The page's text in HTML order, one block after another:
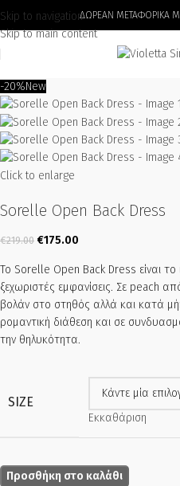
Skip to navigation
Skip to main content
ΔΩΡΕΑΝ ΜΕΤΑΦΟΡΙΚΑ
-20%New
Click to enlarge
Sorelle Open Back Dress
€219.00 €175.00
Το Sorelle Open Back Dress είναι το
ξεχωριστές εμφανίσεις. Σε peach
βολάν στο στηθός αλλά και κατά
ρομαντική διάθεση και σε
την θηλυκότητα.
SIZE
Εκκαθάριση
Προσθήκη στο καλάθι